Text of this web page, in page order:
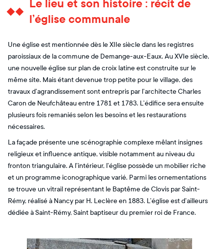
Le lieu et son histoire : récit de
l’église communale
Une église est mentionnée dès le XIIe siècle dans les registres
paroissiaux de la commune de Demange-aux-Eaux. Au XVIe siècle,
une nouvelle église sur plan de croix latine est construite sur le
même site. Mais étant devenue trop petite pour le village, des
travaux d’agrandissement sont entrepris par l’architecte Charles
Caron de Neufchâteau entre 1781 et 1783. L’édifice sera ensuite
plusieurs fois remaniés selon les besoins et les restaurations
nécessaires.
La façade présente une scénographie complexe mêlant insignes
religieux et influence antique, visible notamment au niveau du
fronton triangulaire. A l’intérieur, l’église possède un mobilier riche
et un programme iconographique varié. Parmi les ornementations
se trouve un vitrail représentant le Baptême de Clovis par Saint-
Rémy, réalisé à Nancy par H. Leclère en 1883. L’église est d’ailleurs
dédiée à Saint-Rémy, Saint baptiseur du premier roi de France.